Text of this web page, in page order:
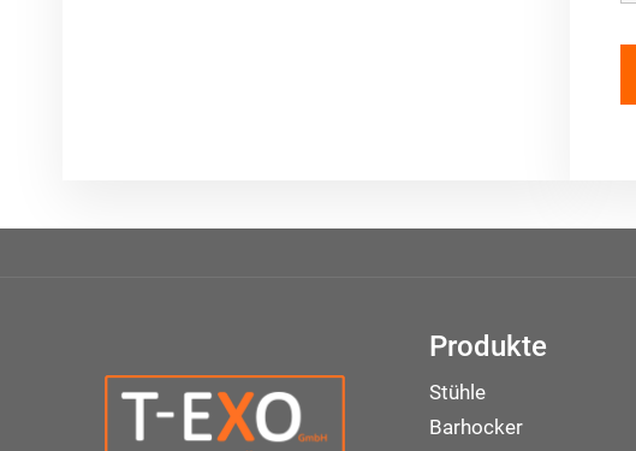
Produkte
Stühle
Barhocker